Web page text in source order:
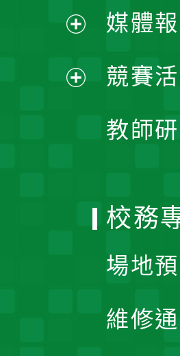
媒體
競賽
教師
開
校務
場地
維修